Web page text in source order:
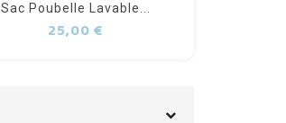
Sac Poubelle Lavable...
25,00 €